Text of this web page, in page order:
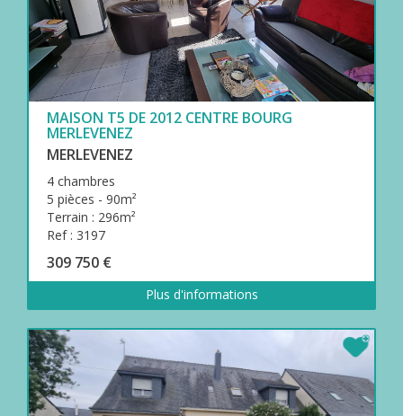
MAISON T5 DE 2012 CENTRE BOURG
MERLEVENEZ
MERLEVENEZ
4 chambres
5 pièces - 90m²
Terrain : 296m²
Ref : 3197
309 750 €
Plus d'informations